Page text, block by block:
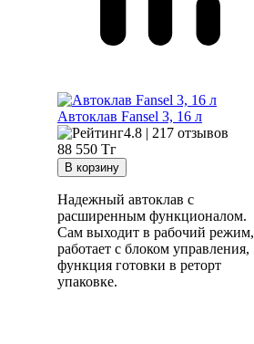
Автоклав Fansel 3, 16 л
4.8 | 217 отзывов
88 550 Тг
Надежный автоклав с
расширенным функционалом.
Сам выходит в рабочий режим,
работает с блоком управления,
функция готовки в реторт
упаковке.